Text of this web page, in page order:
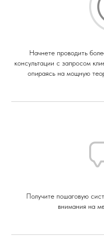
Начнете проводить
консультации с запросом
опираясь на мощную
Получите пошаговую
внимания на